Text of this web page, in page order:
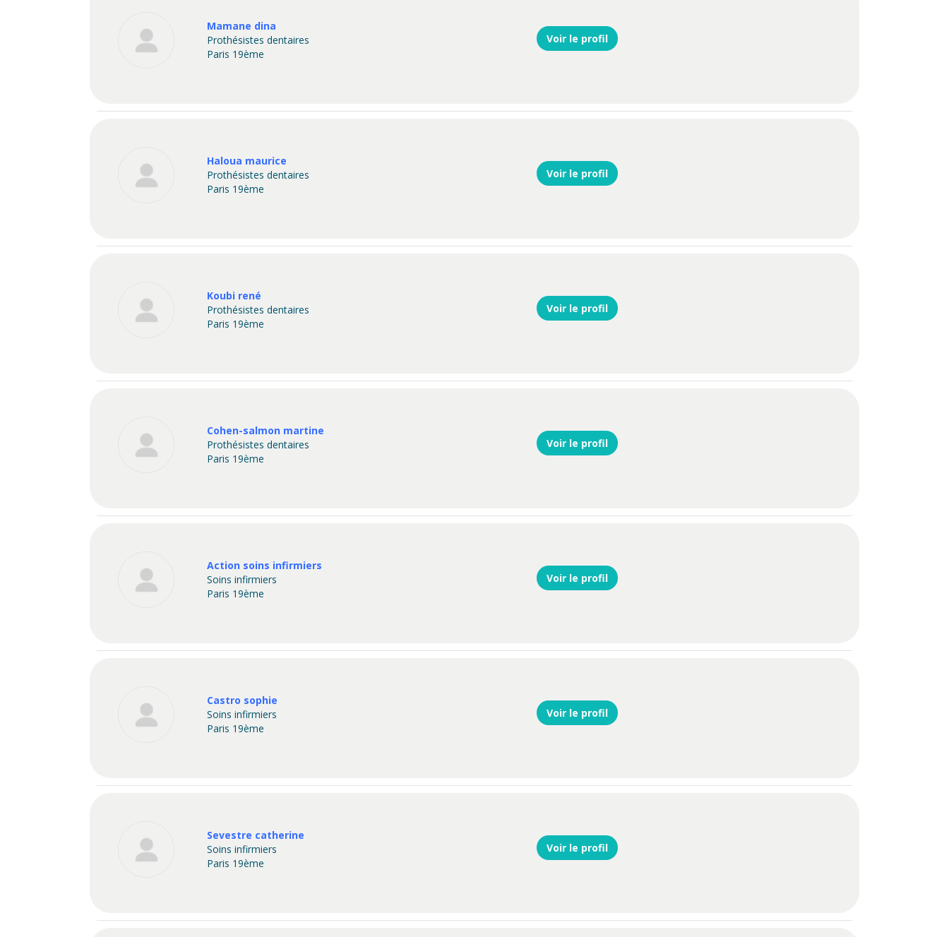
Mamane dina
Prothésistes dentaires
Paris 19ème
Voir le profil
Haloua maurice
Prothésistes dentaires
Paris 19ème
Voir le profil
Koubi rené
Prothésistes dentaires
Paris 19ème
Voir le profil
Cohen-salmon martine
Prothésistes dentaires
Paris 19ème
Voir le profil
Action soins infirmiers
Soins infirmiers
Paris 19ème
Voir le profil
Castro sophie
Soins infirmiers
Paris 19ème
Voir le profil
Sevestre catherine
Soins infirmiers
Paris 19ème
Voir le profil